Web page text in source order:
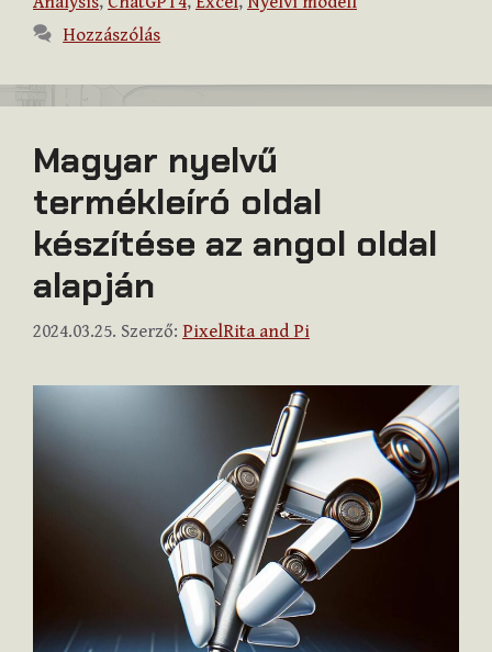
Hozzászólás
Magyar nyelvű
termékleíró oldal
készítése az angol oldal
alapján
2024.03.25. Szerző: PixelRita and Pi